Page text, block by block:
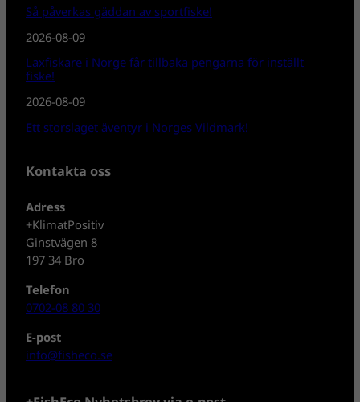
Så påverkas gäddan av sportfiske!
2026-08-09
Laxfiskare i Norge får tillbaka pengarna för inställt
fiske!
2026-08-09
Ett storslaget äventyr i Norges Vildmark!
Kontakta oss
Adress
+KlimatPositiv
Ginstvägen 8
197 34 Bro
Telefon
0702-08 80 30
E-post
info@fisheco.se